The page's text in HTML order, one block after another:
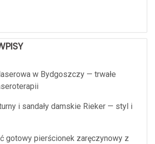
w Bydgoszczy — trwałe
i sandały damskie Rieker — styl i
gotowy pierścionek zaręczynowy z